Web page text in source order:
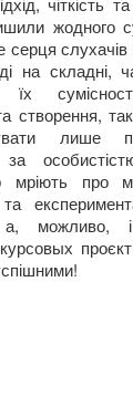
Наукова
Кар'єра
жодного
серця
на складні,
створення,
лише
за
про
а, можливо, і